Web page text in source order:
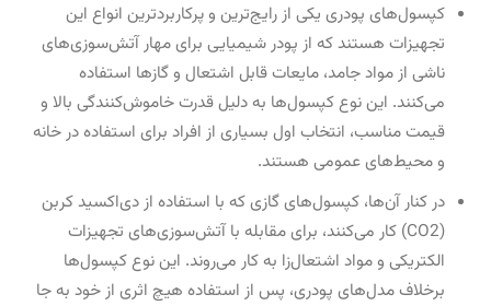
کپسول‌های پودری یکی از رایج‌ترین و پرکاربردترین انواع این
تجهیزات هستند که از پودر شیمیایی برای مهار آتش‌سوزی‌های
ناشی از مواد جامد، مایعات قابل اشتعال و گازها استفاده
می‌کنند. این نوع کپسول‌ها به دلیل قدرت خاموش‌کنندگی بالا و
قیمت مناسب، انتخاب اول بسیاری از افراد برای استفاده در خانه
و محیط‌های عمومی هستند.
در کنار آن‌ها، کپسول‌های گازی که با استفاده از دی‌اکسید کربن
(CO2) کار می‌کنند، برای مقابله با آتش‌سوزی‌های تجهیزات
الکتریکی و مواد اشتعال‌زا به کار می‌روند. این نوع کپسول‌ها
برخلاف مدل‌های پودری، پس از استفاده هیچ اثری از خود به جا